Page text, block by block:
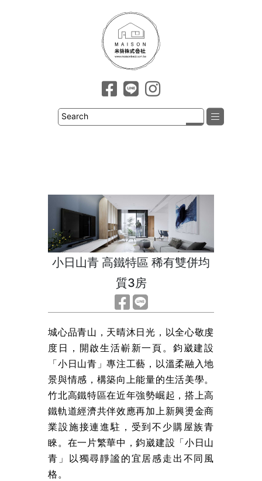
小日山青 高鐵特區 稀有雙併均
質3房
城心品青山，天晴沐日光，以全心敬虔
度日，開啟生活嶄新一頁。鈞崴建設
「小日山青」專注工藝，以溫柔融入地
景與情感，構築向上能量的生活美學。
竹北高鐵特區在近年強勢崛起，搭上高
鐵軌道經濟共伴效應再加上新興燙金商
業設施接連進駐，受到不少購屋族青
睞。在一片繁華中，鈞崴建設「小日山
青」以獨尋靜謐的宜居感走出不同風
格。